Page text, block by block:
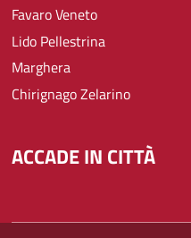
Favaro Veneto
Lido Pellestrina
Marghera
Chirignago Zelarino
ACCADE IN CITTÀ